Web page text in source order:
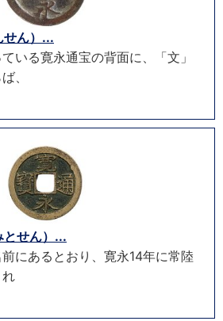
ん）...
いる寛永通宝の背面に、「文」
、
せん）...
にあるとおり、寛永14年に常陸